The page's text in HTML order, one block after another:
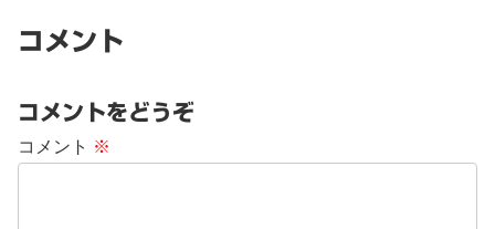
コメント
コメントをどうぞ
コメント ※